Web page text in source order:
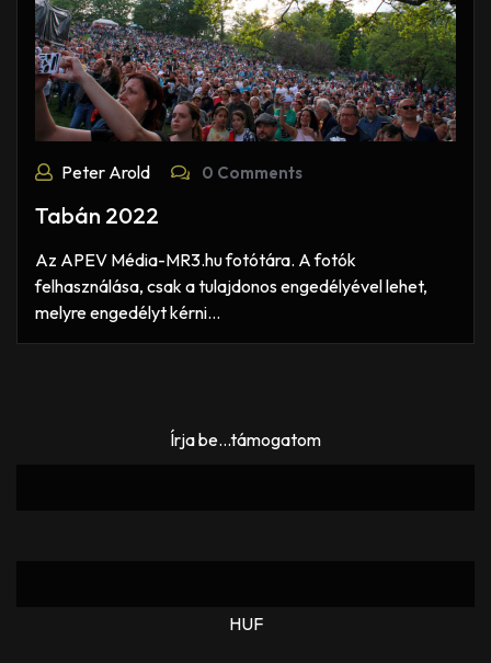
Peter Arold 0 Comments
Tabán 2022
Az APEV Média-MR3.hu fotótára. A fotók
felhasználása, csak a tulajdonos engedélyével lehet,
melyre engedélyt kérni…
Írja be...támogatom
HUF